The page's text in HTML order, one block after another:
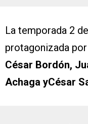
La temporada 2 de
protagonizada por
César Bordón,
Achaga yCésar